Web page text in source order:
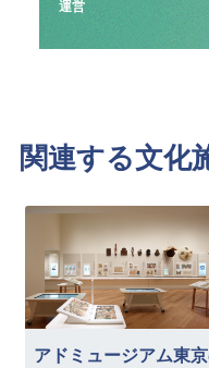
運営
関連する文化
アドミュージアム東京